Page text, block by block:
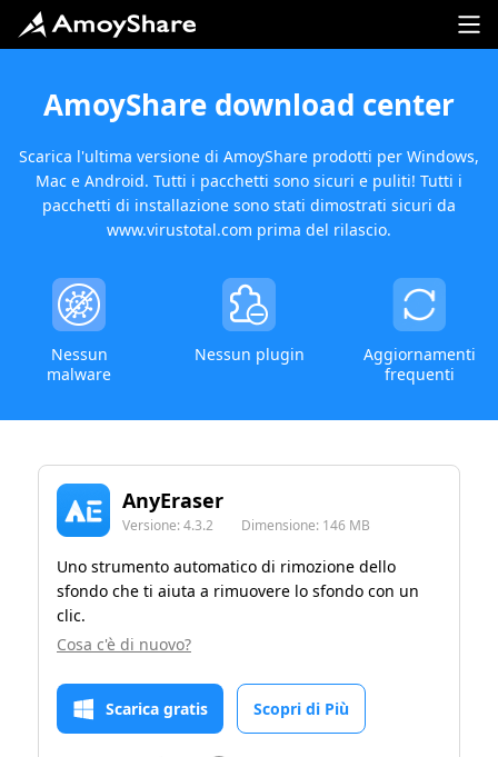
AmoyShare download center
Scarica l'ultima versione di AmoyShare prodotti per Windows,
Mac e Android. Tutti i pacchetti sono sicuri e puliti! Tutti i
pacchetti di installazione sono stati dimostrati sicuri da
www.virustotal.com prima del rilascio.
Nessun
malware
Nessun plugin
Aggiornamenti
frequenti
AnyEraser
Versione: 4.3.2 Dimensione: 146 MB
Uno strumento automatico di rimozione dello
sfondo che ti aiuta a rimuovere lo sfondo con un
clic.
Cosa c'è di nuovo?
Scarica gratis Scopri di Più